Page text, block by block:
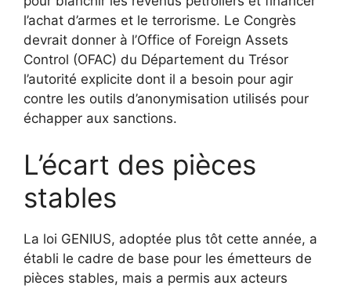
l’achat d’armes et le terrorisme. Le Congrès
devrait donner à l’Office of Foreign Assets
Control (OFAC) du Département du Trésor
l’autorité explicite dont il a besoin pour agir
contre les outils d’anonymisation utilisés pour
échapper aux sanctions.
L’écart des pièces
stables
La loi GENIUS, adoptée plus tôt cette année, a
établi le cadre de base pour les émetteurs de
pièces stables, mais a permis aux acteurs